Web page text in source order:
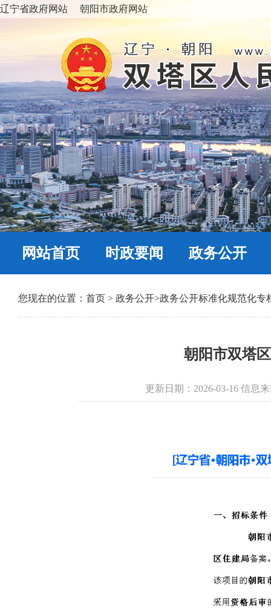
辽宁省政府网站 朝阳市政府网站
网站首页 时政要闻 政务公开
您现在的位置： 首页 > 政务公开>政务公开标准化规范化专
朝阳市双塔
更新日期：2026-03-16 信息